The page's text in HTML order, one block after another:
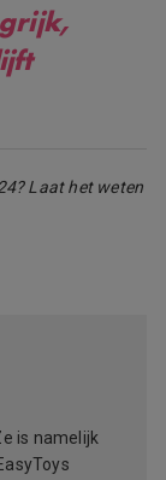
Laat het weten
is namelijk